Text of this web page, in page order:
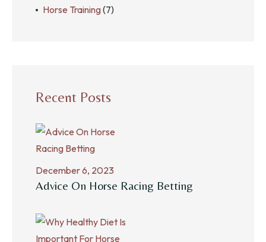
Horse Training(7)
Recent Posts
December 6, 2023
Advice On Horse Racing Betting